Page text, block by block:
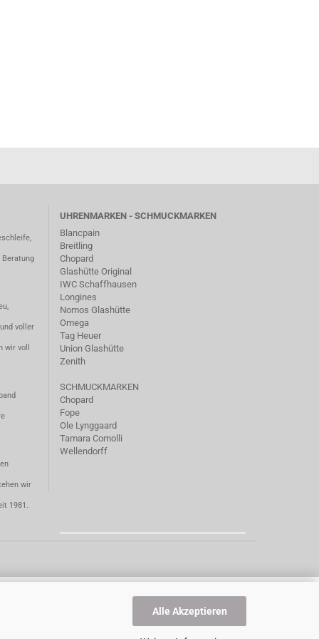
Alle Akzeptieren
voller
wir voll
wir
1981.
UHRENMARKEN - SCHMUCKMARKEN
Blancpain
Breitling
Chopard
Glashütte Original
IWC Schaffhausen
Longines
Nomos Glashütte
Omega
Tag Heuer
Union Glashütte
Zenith
SCHMUCKMARKEN
Chopard
Fope
Ole Lynggaard
Tamara Comolli
Wellendorff